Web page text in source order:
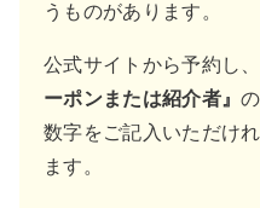
うものがあります。
公式サイトから予約し
ーポンまたは紹介者』
数字をご記入いただけ
ます。